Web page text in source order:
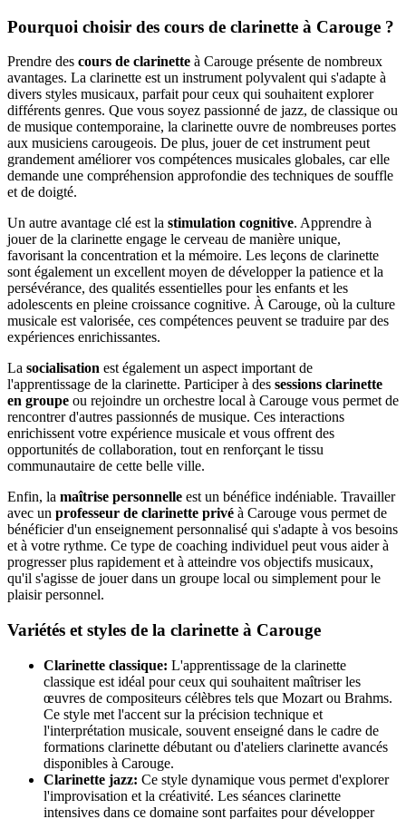
Pourquoi choisir des cours de clarinette à Carouge ?
Prendre des cours de clarinette à Carouge présente de nombreux
avantages. La clarinette est un instrument polyvalent qui s'adapte à
divers styles musicaux, parfait pour ceux qui souhaitent explorer
différents genres. Que vous soyez passionné de jazz, de classique ou
de musique contemporaine, la clarinette ouvre de nombreuses portes
aux musiciens carougeois. De plus, jouer de cet instrument peut
grandement améliorer vos compétences musicales globales, car elle
demande une compréhension approfondie des techniques de souffle
et de doigté.
Un autre avantage clé est la stimulation cognitive. Apprendre à
jouer de la clarinette engage le cerveau de manière unique,
favorisant la concentration et la mémoire. Les leçons de clarinette
sont également un excellent moyen de développer la patience et la
persévérance, des qualités essentielles pour les enfants et les
adolescents en pleine croissance cognitive. À Carouge, où la culture
musicale est valorisée, ces compétences peuvent se traduire par des
expériences enrichissantes.
La socialisation est également un aspect important de
l'apprentissage de la clarinette. Participer à des sessions clarinette
en groupe ou rejoindre un orchestre local à Carouge vous permet de
rencontrer d'autres passionnés de musique. Ces interactions
enrichissent votre expérience musicale et vous offrent des
opportunités de collaboration, tout en renforçant le tissu
communautaire de cette belle ville.
Enfin, la maîtrise personnelle est un bénéfice indéniable. Travailler
avec un professeur de clarinette privé à Carouge vous permet de
bénéficier d'un enseignement personnalisé qui s'adapte à vos besoins
et à votre rythme. Ce type de coaching individuel peut vous aider à
progresser plus rapidement et à atteindre vos objectifs musicaux,
qu'il s'agisse de jouer dans un groupe local ou simplement pour le
plaisir personnel.
Variétés et styles de la clarinette à Carouge
Clarinette classique: L'apprentissage de la clarinette
classique est idéal pour ceux qui souhaitent maîtriser les
œuvres de compositeurs célèbres tels que Mozart ou Brahms.
Ce style met l'accent sur la précision technique et
l'interprétation musicale, souvent enseigné dans le cadre de
formations clarinette débutant ou d'ateliers clarinette avancés
disponibles à Carouge.
Clarinette jazz: Ce style dynamique vous permet d'explorer
l'improvisation et la créativité. Les séances clarinette
intensives dans ce domaine sont parfaites pour développer